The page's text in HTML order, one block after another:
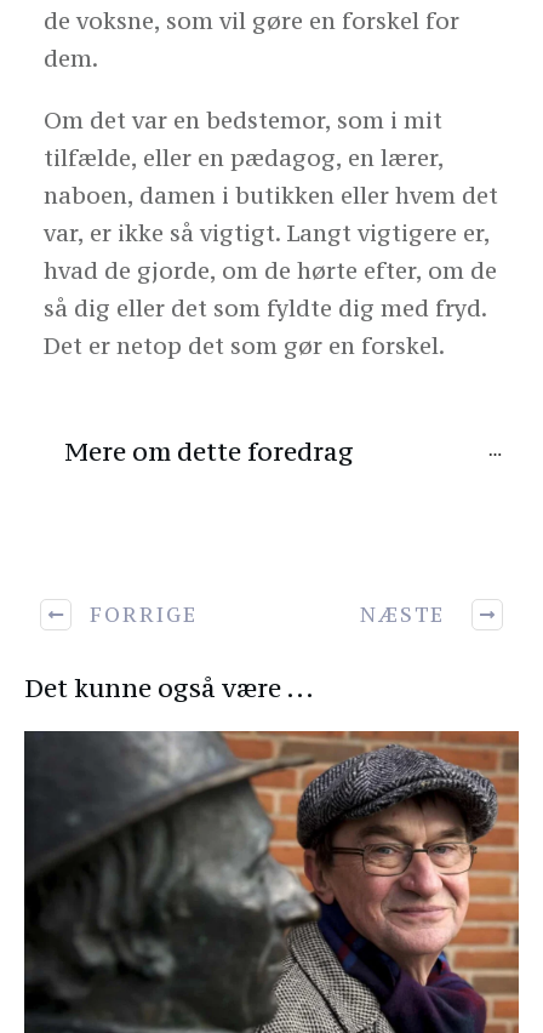
de voksne, som vil gøre en forskel for
dem.
Om det var en bedstemor, som i mit
tilfælde, eller en pædagog, en lærer,
naboen, damen i butikken eller hvem det
var, er ikke så vigtigt. Langt vigtigere er,
hvad de gjorde, om de hørte efter, om de
så dig eller det som fyldte dig med fryd.
Det er netop det som gør en forskel.
Mere om dette foredrag
FORRIGE NÆSTE
Det kunne også være ...